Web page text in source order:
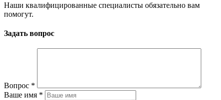
Наши квалифицированные специалисты обязательно вам
помогут.
Задать вопрос
Вопрос *
Ваше имя *